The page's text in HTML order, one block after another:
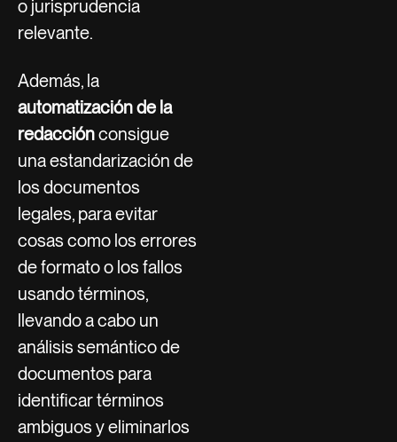
o jurisprudencia
relevante.
Además, la
automatización de la
redacciónconsigue
una estandarización de
los documentos
legales, para evitar
cosas como los errores
de formato o los fallos
usando términos,
llevando a cabo un
análisis semántico de
documentos para
identificar términos
ambiguos y eliminarlos